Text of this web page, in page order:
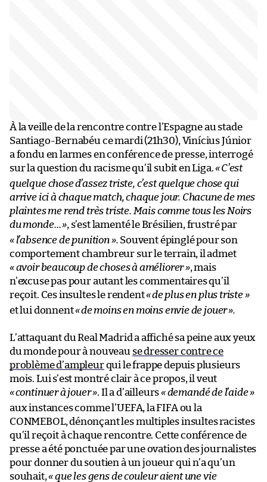
À la veille de la rencontre contre l’Espagne au stade
Santiago-Bernabéu ce mardi (21h30), Vinícius Júnior
a fondu en larmes en conférence de presse, interrogé
sur la question du racisme qu’il subit en Liga.«C’est
quelque chose d’assez triste, c’est quelque chose qui
arrive ici à chaque match, chaque jour. Chacune de mes
plaintes me rend très triste. Mais comme tous les Noirs
du monde…», s’est lamenté le Brésilien, frustré par
« l’absence de punition ». Souvent épinglé pour son
comportement chambreur sur le terrain, il admet
« avoir beaucoup de choses à améliorer », mais
n’excuse pas pour autant les commentaires qu’il
reçoit. Ces insultes le rendent«de plus en plus triste »
et lui donnent«de moins en moins envie de jouer».
L’attaquant du Real Madrid a affiché sa peine aux yeux
du monde pour à nouveau se dresser contre ce
problème d’ampleurqui le frappe depuis plusieurs
mois. Lui s’est montré clair à ce propos, il veut
«continuer à jouer ». Il a d’ailleurs« demandé de l’aide »
aux instances comme l’UEFA, la FIFA ou la
CONMEBOL, dénonçant les multiples insultes racistes
qu’il reçoit à chaque rencontre. Cette conférence de
presse a été ponctuée par une ovation des journalistes
pour donner du soutien à un joueur qui n’a qu’un
souhait,«que les gens de couleur aient une vie